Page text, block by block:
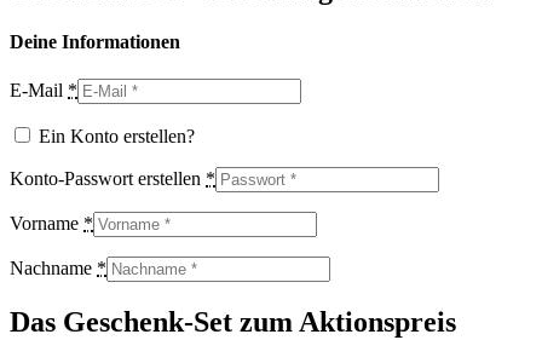
Deine Informationen
E-Mail *
Ein Konto erstellen?
Konto-Passwort erstellen *
Vorname *
Nachname *
Das Geschenk-Set zum Aktionspreis